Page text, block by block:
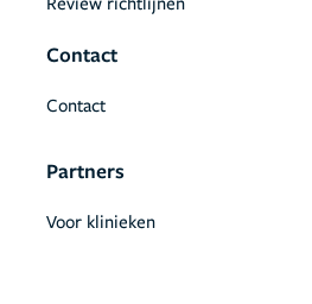
Contact
Contact
Partners
Voor klinieken